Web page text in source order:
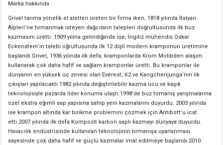
Marka hakkında
Grivel tarıma yönelik el aletleri üreten bir firma iken, 1818 yılında İtalyan
Alpleri’ne tırmanmak isteyen dağcıların talepleri doğrultusunda ilk buz
kazmasını üretti. 1909 yılına gelindiğinde ise, İngiliz mühendis Oskar
Eckenstein’ın talebi oğrultusunda ilk 12 dişli modern kramponun üretimine
başlandı.Grivel, 1936 yılında ilk defa, kramponlarda Krom Molibden alaşım
kullanarak çok daha hafif ve sağlam kramponlar üretti. Bu kramponlar ile
dünyanın en yüksek üç zirvesi olan Everest, K2 ve Kangchenjunga’nın ilk
çıkışları yapılacaktı.1982 yılında değiştirilebilir kazma ucu ve kaşık
teknolojisiyle pazarda lider konuma ulaştı.1998’de buz tırmanış yarışmalarına
özel ekstra eğimli sap yapısına sahip yeni kazmalarını duyurdu. 2003 yılında
ise krampon altında kar birikme problemini çözmek için Antibott’u icat
etti.2007 yılında ilk defa Kompozit karbon saplı kazmayı dünyaya duyurdu.
Havacılık endüstrisinde kullanılan teknolojinin tırmanışa uyarlanması
sayesinde çok daha hafif ve güçlü kazmalar imal edilmeye başlandı.2010